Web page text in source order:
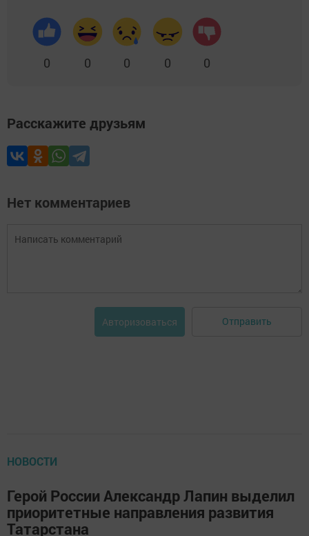
0 0 0 0 0
Расскажите друзьям
Нет комментариев
Авторизоваться Отправить
НОВОСТИ
Герой России Александр Лапин выделил
приоритетные направления развития
Татарстана